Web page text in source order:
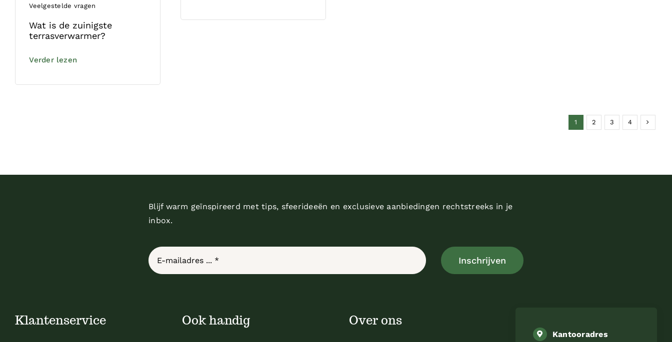
Veelgestelde vragen
Wat is de zuinigste
terrasverwarmer?
Verder lezen
1 2 3 4
Blijf warm geïnspireerd met tips, sfeerideeën en exclusieve aanbiedingen rechtstreeks in je
inbox.
Inschrijven
Klantenservice Ook handig Over ons
Kantooradres